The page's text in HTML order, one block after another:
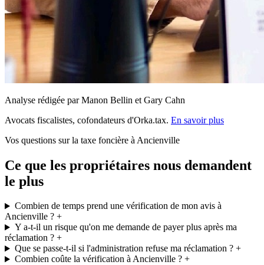
Analyse rédigée par Manon Bellin et Gary Cahn
Avocats fiscalistes, cofondateurs d'Orka.tax. En savoir plus
Vos questions sur la taxe foncière à Ancienville
Ce que les propriétaires nous demandent
le plus
Combien de temps prend une vérification de mon avis à
Ancienville ? +
Y a-t-il un risque qu'on me demande de payer plus après ma
réclamation ? +
Que se passe-t-il si l'administration refuse ma réclamation ?+
Combien coûte la vérification à Ancienville ?+